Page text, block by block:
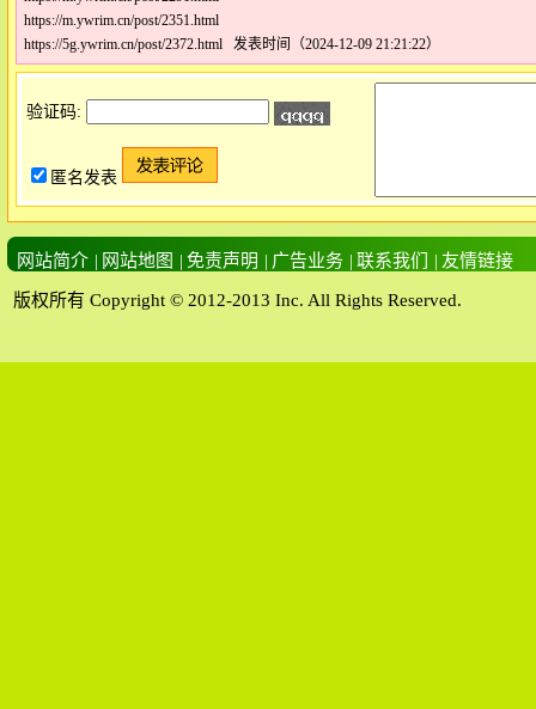
https://m.ywrim.cn/post/2351.html
https://5g.ywrim.cn/post/2372.html 发表时间（2024-12-09 21:21:22）
验证码:
匿名发表
网站简介 | 网站地图 | 免责声明 | 广告业务 | 联系我们 | 友情链接
版权所有 Copyright © 2012-2013 Inc. All Rights Reserved.